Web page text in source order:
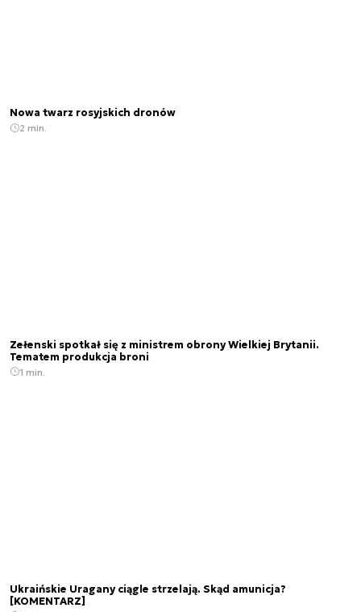
Nowa twarz rosyjskich dronów
2 min.
Zełenski spotkał się z ministrem obrony Wielkiej Brytanii.
Tematem produkcja broni
1 min.
Ukraińskie Uragany ciągle strzelają. Skąd amunicja?
[KOMENTARZ]